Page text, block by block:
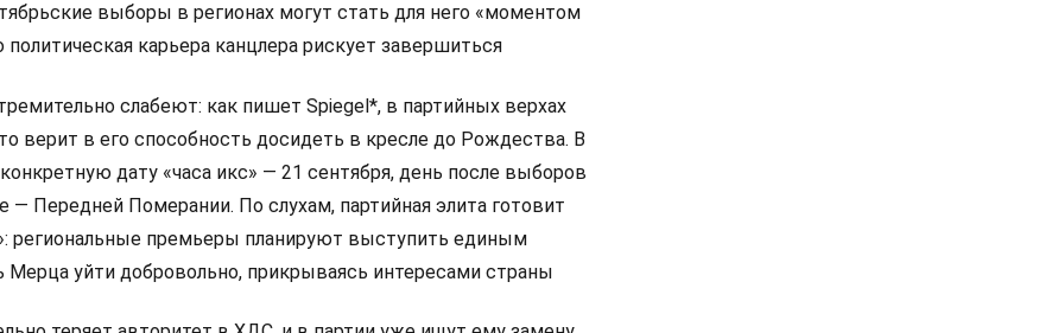
выборы в регионах могут стать для него «моментом
политическая карьера канцлера рискует завершиться
слабеют: как пишет Spiegel*, в партийных верхах
верит в его способность досидеть в кресле до Рождества. В
дату «часа икс» — 21 сентября, день после выборов
— Передней Померании. По слухам, партийная элита готовит
региональные премьеры планируют выступить единым
уйти добровольно, прикрываясь интересами страны